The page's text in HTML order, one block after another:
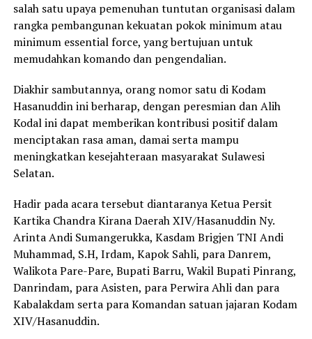
salah satu upaya pemenuhan tuntutan organisasi dalam
rangka pembangunan kekuatan pokok minimum atau
minimum essential force, yang bertujuan untuk
memudahkan komando dan pengendalian.
Diakhir sambutannya, orang nomor satu di Kodam
Hasanuddin ini berharap, dengan peresmian dan Alih
Kodal ini dapat memberikan kontribusi positif dalam
menciptakan rasa aman, damai serta mampu
meningkatkan kesejahteraan masyarakat Sulawesi
Selatan.
Hadir pada acara tersebut diantaranya Ketua Persit
Kartika Chandra Kirana Daerah XIV/Hasanuddin Ny.
Arinta Andi Sumangerukka, Kasdam Brigjen TNI Andi
Muhammad, S.H, Irdam, Kapok Sahli, para Danrem,
Walikota Pare-Pare, Bupati Barru, Wakil Bupati Pinrang,
Danrindam, para Asisten, para Perwira Ahli dan para
Kabalakdam serta para Komandan satuan jajaran Kodam
XIV/Hasanuddin.